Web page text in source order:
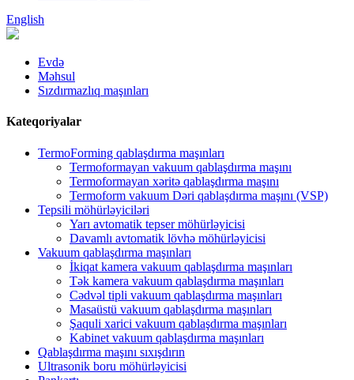
English
Evdə
Məhsul
Sızdırmazlıq maşınları
Kateqoriyalar
TermoForming qablaşdırma maşınları
Termoformayan vakuum qablaşdırma maşını
Termoformayan xəritə qablaşdırma maşını
Termoform vakuum Dəri qablaşdırma maşını (VSP)
Tepsili möhürləyiciləri
Yarı avtomatik tepser möhürləyicisi
Davamlı avtomatik lövhə möhürləyicisi
Vakuum qablaşdırma maşınları
İkiqat kamera vakuum qablaşdırma maşınları
Tək kamera vakuum qablaşdırma maşınları
Cədvəl tipli vakuum qablaşdırma maşınları
Masaüstü vakuum qablaşdırma maşınları
Şaquli xarici vakuum qablaşdırma maşınları
Kabinet vakuum qablaşdırma maşınları
Qablaşdırma maşını sıxışdırın
Ultrasonik boru möhürləyicisi